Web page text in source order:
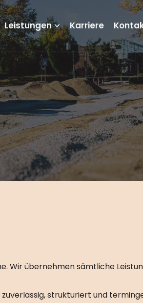
Leistungen Karriere
Wir übernehmen sämtliche
strukturiert und